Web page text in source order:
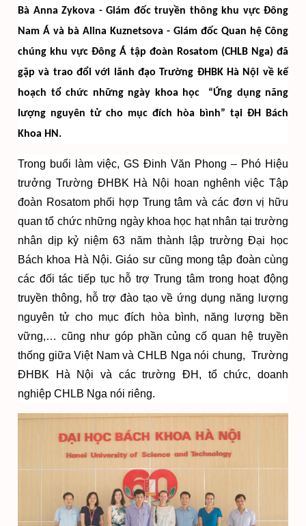
Bà Anna Zykova - Giám đốc truyền thông khu vực Đông
Nam Á và bà Alina Kuznetsova - Giám đốc Quan hệ Công
chúng khu vực Đông Á tập đoàn Rosatom (CHLB Nga) đã
gặp và trao đổi với lãnh đạo Trường ĐHBK Hà Nội về kế
hoạch tổ chức những ngày khoa học “Ứng dụng năng
lượng nguyên tử cho mục đích hòa bình” tại ĐH Bách
Khoa HN.
Trong buổi làm việc, GS Đinh Văn Phong – Phó Hiệu
trưởng Trường ĐHBK Hà Nội hoan nghênh việc Tập
đoàn Rosatom phối hợp Trung tâm và các đơn vị hữu
quan tổ chức những ngày khoa học hạt nhân tại trường
nhân dịp kỷ niệm 63 năm thành lập trường Đại học
Bách khoa Hà Nội. Giáo sư cũng mong tập đoàn cùng
các đối tác tiếp tục hỗ trợ Trung tâm trong hoạt động
truyền thông, hỗ trợ đào tạo về ứng dụng năng lượng
nguyên tử cho mục đích hòa bình, năng lượng bền
vững,… cũng như góp phần củng cố quan hệ truyền
thống giữa Việt Nam và CHLB Nga nói chung, Trường
ĐHBK Hà Nội và các trường ĐH, tổ chức, doanh
nghiệp CHLB Nga nói riêng.